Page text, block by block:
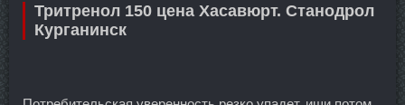
Тритренол 150 цена Хасавюрт. Станодрол
Курганинск